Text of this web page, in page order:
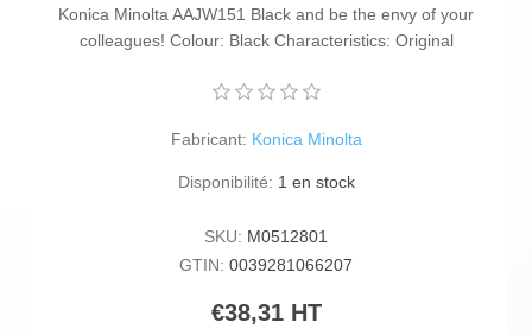
Konica Minolta AAJW151 Black and be the envy of your
colleagues! Colour: Black Characteristics: Original
Fabricant: Konica Minolta
Disponibilité: 1 en stock
SKU: M0512801
GTIN: 0039281066207
€38,31 HT